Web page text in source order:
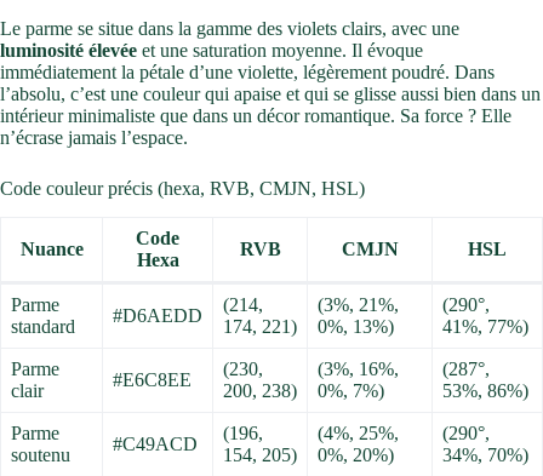
Le parme se situe dans la gamme des violets clairs, avec une
luminosité élevée et une saturation moyenne. Il évoque
immédiatement la pétale d’une violette, légèrement poudré. Dans
l’absolu, c’est une couleur qui apaise et qui se glisse aussi bien dans un
intérieur minimaliste que dans un décor romantique. Sa force ? Elle
n’écrase jamais l’espace.
Code couleur précis (hexa, RVB, CMJN, HSL)
Nuance
Code
Hexa
RVB CMJN HSL
Parme
standard
#D6AEDD
(214,
174, 221)
(3%, 21%,
0%, 13%)
(290°,
41%, 77%)
Parme
clair
#E6C8EE
(230,
200, 238)
(3%, 16%,
0%, 7%)
(287°,
53%, 86%)
Parme
soutenu
#C49ACD
(196,
154, 205)
(4%, 25%,
0%, 20%)
(290°,
34%, 70%)